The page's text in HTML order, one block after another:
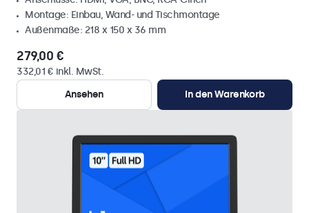
Montage: Einbau, Wand- und Tischmontage
Außenmaße: 218 x 150 x 36 mm
279,00 €
332,01 € inkl. MwSt.
Ansehen
In den Warenkorb